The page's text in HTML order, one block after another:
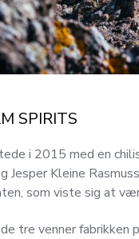
SPIRITS
i 2015 med en
Jesper Kleine
som viste sig at
tre venner fabrikken